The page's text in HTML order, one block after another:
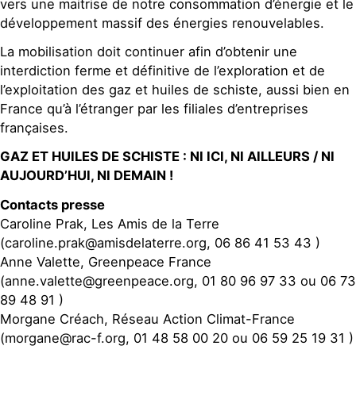
vers une maitrise de notre consommation d’énergie et le
développement massif des énergies renouvelables.
La mobilisation doit continuer afin d’obtenir une
interdiction ferme et définitive de l’exploration et de
l’exploitation des gaz et huiles de schiste, aussi bien en
France qu’à l’étranger par les filiales d’entreprises
françaises.
GAZ ET HUILES DE SCHISTE : NI ICI, NI AILLEURS / NI
AUJOURD’HUI, NI DEMAIN !
Contacts presse
Caroline Prak, Les Amis de la Terre
(caroline.prak@amisdelaterre.org, 06 86 41 53 43 )
Anne Valette, Greenpeace France
(anne.valette@greenpeace.org, 01 80 96 97 33 ou 06 73
89 48 91 )
Morgane Créach, Réseau Action Climat-France
(morgane@rac-f.org, 01 48 58 00 20 ou 06 59 25 19 31 )